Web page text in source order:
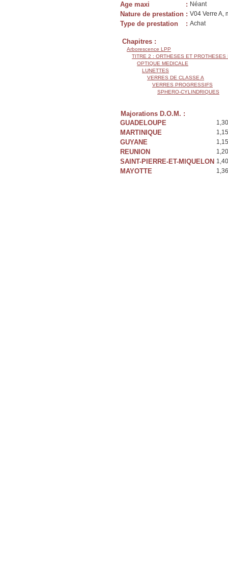
Age maxi : Néant
Nature de prestation : V04 Verre A,
Type de prestation : Achat
Chapitres :
Arborescence LPP
TITRE 2 : ORTHESES ET PROTHESES
OPTIQUE MEDICALE
LUNETTES
VERRES DE CLASSE A
VERRES PROGRESSIFS
SPHERO-CYLINDRIQUES
Majorations D.O.M. :
GUADELOUPE
MARTINIQUE
GUYANE
REUNION
SAINT-PIERRE-ET-MIQUELON
MAYOTTE